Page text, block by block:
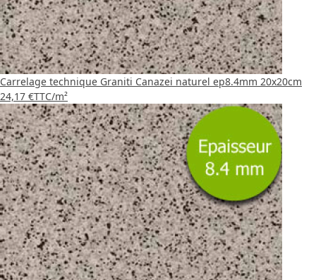
Carrelage technique Graniti Canazei naturel ep8.4mm 20x20cm
24,17 €TTC/m²